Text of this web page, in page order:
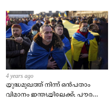
4 years ago
യുദ്ധമുഖത്ത് നിന്ന് ഒൻപതാം
വിമാനം ഇന്ത്യയിലേക്ക്; പൗരന്മാർ